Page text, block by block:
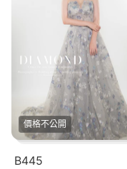
價格不公開
B445